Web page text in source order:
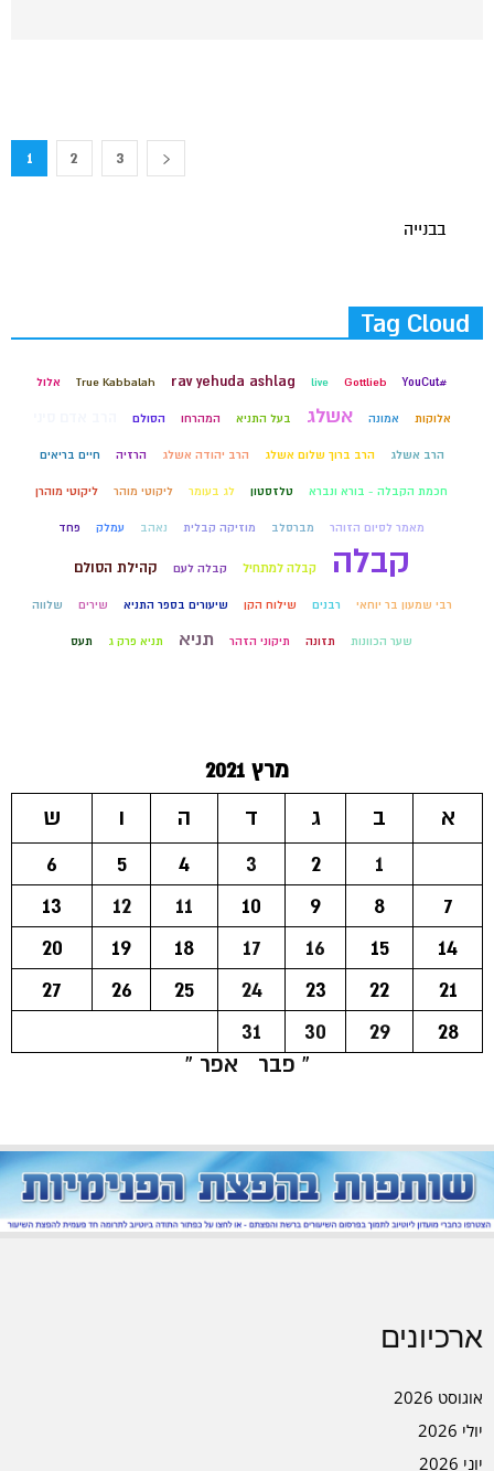
1 2 3
בבנייה
Tag Cloud
#YouCut
Gottlieb
live
rav yehuda ashlag
True Kabbalah אלול
אלוקות אמונה אשלג בעל התניא המהרחו הסולם
הרב אשלג הרב ברוך שלום אשלג הרב יהודה אשלג הרזיה חיים בריאים
חכמת הקבלה - בורא ונברא טלזסטון לג בעומר ליקוטי מוהר ליקוטי מוהרן
מאמר לסיום הזוהר מברסלב מוזיקה קבלית נאהב עמלק פחד
קבלה קבלה למתחיל קבלה לעם קהילת הסולם
רבי שמעון בר יוחאי רבנים שילוח הקן שיעורים בספר התניא שירים שלווה
שער הכוונות תזונה תיקוני הזהר תניא תניא פרק ג תעס
מרץ 2021
א
ב ג ד ה ו
ש
1
2
3
4
5
6
7
8
9
10
11
12
13
14
15
16
17
18
19
20
21
22
23
24
25
26
27
28
29
30
31
« פבר
אפר »
ארכיונים
אוגוסט 2026
יולי 2026
יוני 2026